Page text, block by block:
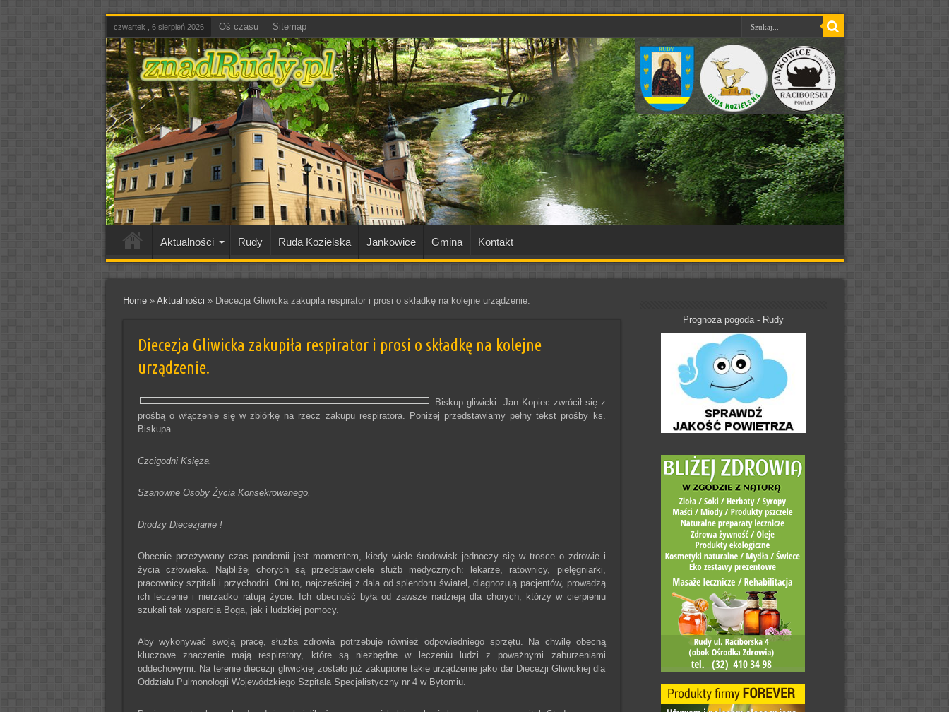
czwartek , 6 sierpień 2026 Oś czasu Sitemap
Aktualności Rudy Ruda Kozielska Jankowice Gmina Kontakt
Home» Aktualności » Diecezja Gliwicka zakupiła respirator i prosi o składkę na kolejne urządzenie.
Diecezja Gliwicka zakupiła respirator i prosi o składkę na kolejne
urządzenie.
Biskup gliwicki Jan Kopiec zwrócił się z
prośbą o włączenie się w zbiórkę na rzecz zakupu respiratora. Poniżej przedstawiamy pełny tekst prośby ks.
Biskupa.
Czcigodni Księża,
Szanowne Osoby Życia Konsekrowanego,
Drodzy Diecezjanie !
Obecnie przeżywany czas pandemii jest momentem, kiedy wiele środowisk jednoczy się w trosce o zdrowie i
życia człowieka. Najbliżej chorych są przedstawiciele służb medycznych: lekarze, ratownicy, pielęgniarki,
pracownicy szpitali i przychodni. Oni to, najczęściej z dala od splendoru świateł, diagnozują pacjentów, prowadzą
ich leczenie i nierzadko ratują życie. Ich obecność była od zawsze nadzieją dla chorych, którzy w cierpieniu
szukali tak wsparcia Boga, jak i ludzkiej pomocy.
Aby wykonywać swoją pracę, służba zdrowia potrzebuje również odpowiedniego sprzętu. Na chwilę obecną
kluczowe znaczenie mają respiratory, które są niezbędne w leczeniu ludzi z poważnymi zaburzeniami
oddechowymi. Na terenie diecezji gliwickiej zostało już zakupione takie urządzenie jako dar Diecezji Gliwickiej dla
Oddziału Pulmonologii Wojewódzkiego Szpitala Specjalistyczny nr 4 w Bytomiu.
Prognoza pogoda - Rudy